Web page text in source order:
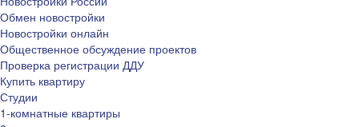
Обмен новостройки
Новостройки онлайн
Общественное обсуждение проектов
Проверка регистрации ДДУ
Купить квартиру
Студии
1-комнатные квартиры